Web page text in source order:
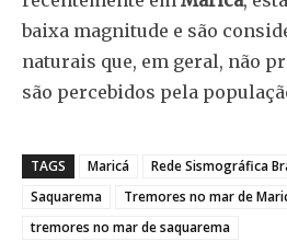
baixa magnitude e são
naturais que, em geral, não
são percebidos pela
TAGS Maricá
Rede Sismográfica
Saquarema
Tremores no mar de
tremores no mar de saquarema